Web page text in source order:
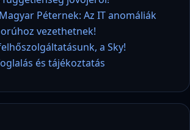
Péternek: Az IT anomáliák
vezethetnek!
a Sky!
és tájékoztatás